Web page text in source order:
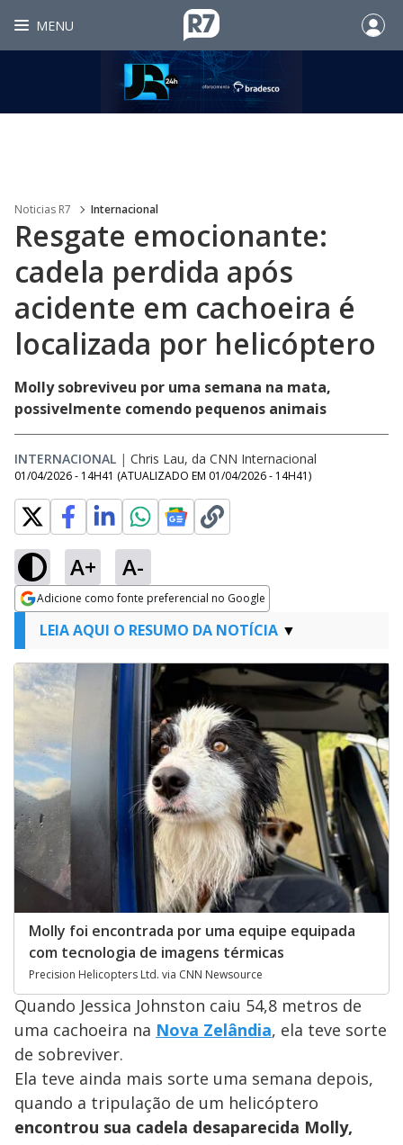
MENU
Noticias R7 Internacional
Resgate emocionante:
cadela perdida após
acidente em cachoeira é
localizada por helicóptero
Molly sobreviveu por uma semana na mata,
possivelmente comendo pequenos animais
INTERNACIONAL | Chris Lau, da CNN Internacional
01/04/2026 - 14H41 (ATUALIZADO EM 01/04/2026 - 14H41)
A+ A-
Adicione como fonte preferencial no Google
Opens in new window
LEIA AQUI O RESUMO DA NOTÍCIA
Molly foi encontrada por uma equipe equipada
com tecnologia de imagens térmicas
Precision Helicopters Ltd. via CNN Newsource
Quando Jessica Johnston caiu 54,8 metros de
uma cachoeira na Nova Zelândia, ela teve sorte
de sobreviver.
Ela teve ainda mais sorte uma semana depois,
quando a tripulação de um helicóptero
encontrou sua cadela desaparecida Molly,